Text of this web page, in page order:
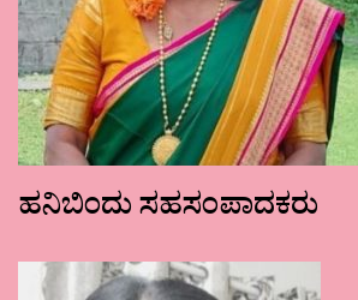
ಹನಿಬಿಂದು ಸಹಸಂಪಾದಕರು